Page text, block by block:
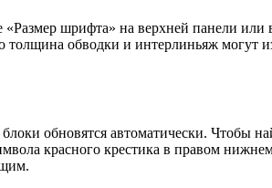
«Размер шрифта» на верхней панели
обводки и интерлиньяж могут
обновятся автоматически. Чтобы
красного крестика в правом